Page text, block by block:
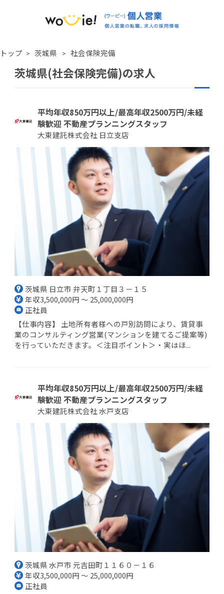
トップ 茨城県 社会保険完備
茨城県(社会保険完備)の求人
平均年収850万円以上/最高年収2500万円/未経
験歓迎 不動産プランニングスタッフ
大東建託株式会社 日立支店
茨城県 日立市 弁天町１丁目３－１５
年収3,500,000円 ～ 25,000,000円
正社員
【仕事内容】 土地所有者様への戸別訪問により、賃貸事
業のコンサルティング営業(マンションを建てるご提案等)
を行っていただきます。＜注目ポイント＞・実はほ...
平均年収850万円以上/最高年収2500万円/未経
験歓迎 不動産プランニングスタッフ
大東建託株式会社 水戸支店
茨城県 水戸市 元吉田町１１６０－１６
年収3,500,000円 ～ 25,000,000円
正社員